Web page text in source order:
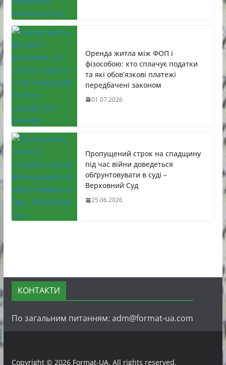
Оренда житла між ФОП і
фізособою: хто сплачує податки
та які обов’язкові платежі
передбачені законом
01.07.2026
Пропущений строк на спадщину
під час війни доведеться
обґрунтовувати в суді –
Верховний Суд
25.06.2026
КОНТАКТИ
По загальним питанням: adm@format-ua.com
Copyright © 2026 Format-UA. All rights reserved.